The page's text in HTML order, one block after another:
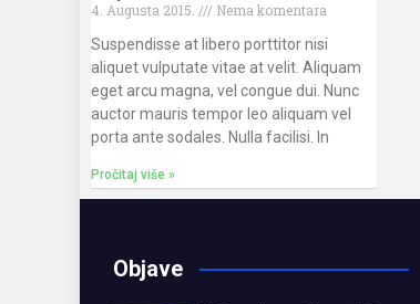
4. Augusta 2015.
Nema komentara
Suspendisse at libero porttitor nisi
aliquet vulputate vitae at velit. Aliquam
eget arcu magna, vel congue dui. Nunc
auctor mauris tempor leo aliquam vel
porta ante sodales. Nulla facilisi. In
Pročitaj više »
Objave